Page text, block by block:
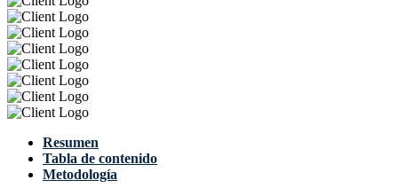
Resumen
Tabla de contenido
Metodología